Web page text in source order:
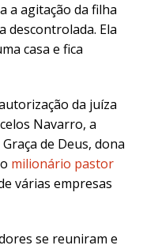
a agitação da filha
descontrolada. Ela
casa e fica
da juíza
Navarro, a
de Deus, dona
milionário pastor
várias empresas
se reuniram e